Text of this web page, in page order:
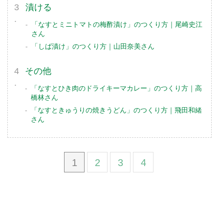
漬ける
「なすとミニトマトの梅酢漬け」のつくり方｜尾崎史江
さん
「しば漬け」のつくり方｜山田奈美さん
その他
「なすとひき肉のドライキーマカレー」のつくり方｜高
橋林さん
「なすときゅうりの焼きうどん」のつくり方｜飛田和緒
さん
1 2 3 4